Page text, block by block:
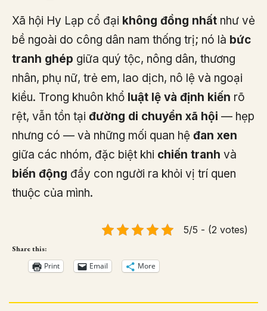
Xã hội Hy Lạp cổ đại không đồng nhất như vẻ
bề ngoài do công dân nam thống trị; nó là bức
tranh ghép giữa quý tộc, nông dân, thương
nhân, phụ nữ, trẻ em, lao dịch, nô lệ và ngoại
kiều. Trong khuôn khổ luật lệ và định kiến rõ
rệt, vẫn tồn tại đường di chuyển xã hội — hẹp
nhưng có — và những mối quan hệ đan xen
giữa các nhóm, đặc biệt khi chiến tranh và
biến động đẩy con người ra khỏi vị trí quen
thuộc của mình.
5/5 - (2 votes)
Share this:
Print Email More